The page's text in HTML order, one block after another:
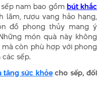
nam bao gồm bút khắc
lãm, rượu vang hảo hạng,
đồ phong thủy mang ý
món quà này không
còn phù hợp với phong
sếp.
tặng sức khỏecho sếp, đối